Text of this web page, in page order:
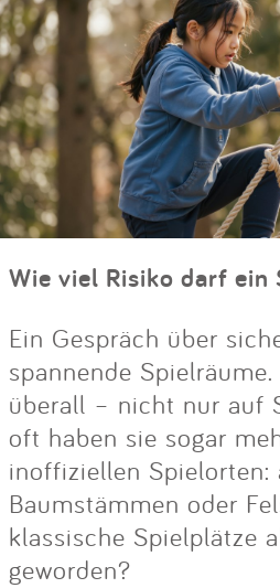
Wie viel Risiko darf ein
Ein Gespräch über
spannende
überall – nicht nur auf
oft haben sie sogar
inoffiziellen Spielorten:
Baumstämmen oder
klassische Spielplätze
geworden?